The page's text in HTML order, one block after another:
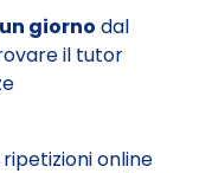
giorno dal
il tutor
online